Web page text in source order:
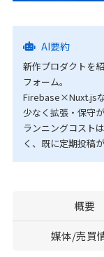
AI要約
新作プロダクトを
フォーム。
Firebase×Nuxt.js
少なく拡張・保守が
ランニングコスト
く、既に定期投稿
概要
媒体/売買